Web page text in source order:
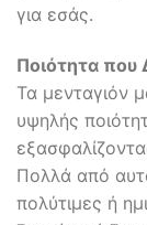
για εσάς.
Ποιότητα που
Τα μενταγιόν
υψηλής
Πολλά από
πολύτιμες ή